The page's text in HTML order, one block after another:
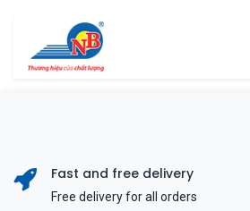
Fast and free delivery
Free delivery for all orders